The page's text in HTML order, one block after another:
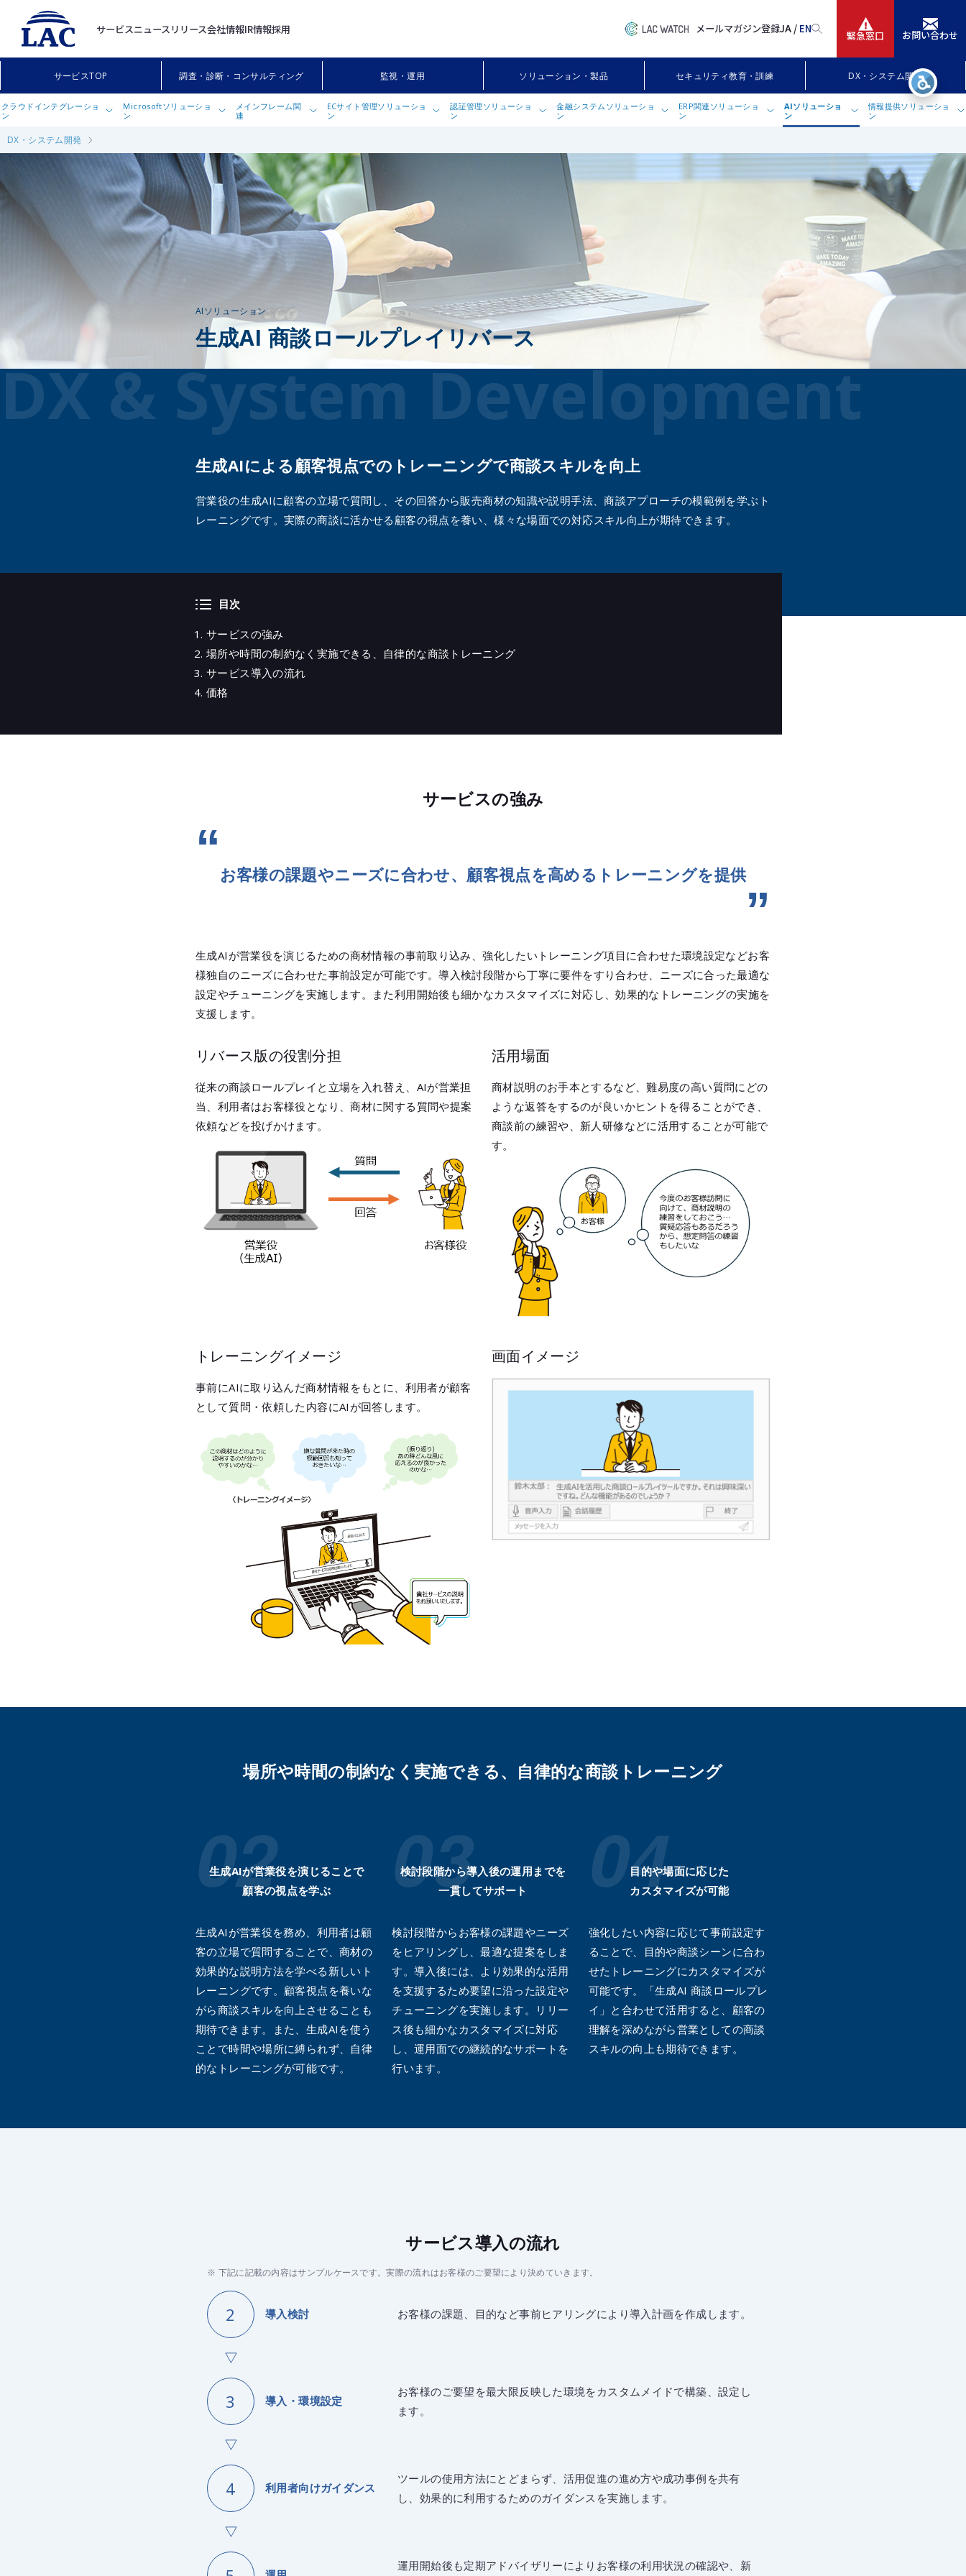
サービスニュースリリース会社情報IR情報採用 メールマガジン登録JA / EN 緊急窓口 お問い合わせ
サービスTOP 調査・診断・コンサルティング 監視・運用 ソリューション・製品 セキュリティ教育・訓練 DX・システム開発
クラウドインテグレーショ
ン
クラウドインテグレーションサービス
AWS設計・構築サービス
AWS運用支援サービス
AWSアカウントスターターパック
powered by LAC Security
Terraform導入・運用支援サービス on
Oracle Cloud VMware Solution導入支援
Azureインテグレーション
Google Cloudインテグレーション
クラウドセキュリティ統制支援サービスby
Microsoftソリューショ
ン
Microsoftソリューション
Microsoft Security Copilot導入・活用支
援サービス
Microsoft Sentinel活用支援サービス
Microsoft 365導入・活用支援サービス
セキュリティ運用自動化支援サービス for
Microsoft 365
Microsoft Defender for Cloud向け導
入・活用支援サービス
メインフレーム関
連
MAJALIS（マジャリス）モダナイゼーショ
ンサービス
ECサイト管理ソリューショ
ン
セキュアECサイト開発サービス with
DiaForce
Salesforce Commerce Cloud エクスプ
レス開発サービス
認証管理ソリューショ
ン
Okta導入支援サービス
Booster Pack for Okta Customer
金融システムソリューショ
ン
SWIFT接続システム構築サービス
ERP関連ソリューショ
ン
統合人事システム「COMPANY®」（カン
パニー）向けデータ移行・連携システム開
発
AIソリューショ
ン
生成AI活用支援サービス
Azure OpenAI Service 環境構築サービス
Amazon Bedrock環境構築サービス
HeatWave GenAI導入支援サービス
生成AI 商談ロールプレイ
生成AI 商談ロールプレイリバース
生成AI 営業ドキュメント検索
生成AI 営業コールメモ生成
情報提供ソリューショ
ン
観光施設用スマホ音声ガイド
サービス
ニュースリリース
IR情報
メールマガジン
DX・システム開発
AIソリューション
生成AI 商談ロールプレイリバース
DX & System Development
生成AIによる顧客視点でのトレーニングで商談スキルを向上
営業役の生成AIに顧客の立場で質問し、その回答から販売商材の知識や説明手法、商談アプローチの模範例を学ぶト
レーニングです。実際の商談に活かせる顧客の視点を養い、様々な場面での対応スキル向上が期待できます。
目次
サービスの強み
場所や時間の制約なく実施できる、自律的な商談トレーニング
サービス導入の流れ
価格
サービスの強み
お客様の課題やニーズに合わせ、顧客視点を高めるトレーニングを提供
生成AIが営業役を演じるための商材情報の事前取り込み、強化したいトレーニング項目に合わせた環境設定などお客
様独自のニーズに合わせた事前設定が可能です。導入検討段階から丁寧に要件をすり合わせ、ニーズに合った最適な
設定やチューニングを実施します。また利用開始後も細かなカスタマイズに対応し、効果的なトレーニングの実施を
支援します。
リバース版の役割分担
従来の商談ロールプレイと立場を入れ替え、AIが営業担
当、利用者はお客様役となり、商材に関する質問や提案
依頼などを投げかけます。
活用場面
商材説明のお手本とするなど、難易度の高い質問にどの
ような返答をするのが良いかヒントを得ることができ、
商談前の練習や、新人研修などに活用することが可能で
す。
トレーニングイメージ
事前にAIに取り込んだ商材情報をもとに、利用者が顧客
として質問・依頼した内容にAIが回答します。
画面イメージ
場所や時間の制約なく実施できる、自律的な商談トレーニング
生成AIが営業役を演じることで
顧客の視点を学ぶ
生成AIが営業役を務め、利用者は顧
客の立場で質問することで、商材の
効果的な説明方法を学べる新しいト
レーニングです。顧客視点を養いな
がら商談スキルを向上させることも
期待できます。また、生成AIを使う
ことで時間や場所に縛られず、自律
的なトレーニングが可能です。
検討段階から導入後の運用までを
一貫してサポート
検討段階からお客様の課題やニーズ
をヒアリングし、最適な提案をしま
す。導入後には、より効果的な活用
を支援するため要望に沿った設定や
チューニングを実施します。リリー
ス後も細かなカスタマイズに対応
し、運用面での継続的なサポートを
行います。
目的や場面に応じた
カスタマイズが可能
強化したい内容に応じて事前設定す
ることで、目的や商談シーンに合わ
せたトレーニングにカスタマイズが
可能です。「生成AI 商談ロールプレ
イ」と合わせて活用すると、顧客の
理解を深めながら営業としての商談
スキルの向上も期待できます。
サービス導入の流れ
※ 下記に記載の内容はサンプルケースです。実際の流れはお客様のご要望により決めていきます。
導入検討 お客様の課題、目的など事前ヒアリングにより導入計画を作成します。
導入・環境設定
お客様のご要望を最大限反映した環境をカスタムメイドで構築、設定し
ます。
利用者向けガイダンス
ツールの使用方法にとどまらず、活用促進の進め方や成功事例を共有
し、効果的に利用するためのガイダンスを実施します。
運用開始後も定期アドバイザリーによりお客様の利用状況の確認や、新